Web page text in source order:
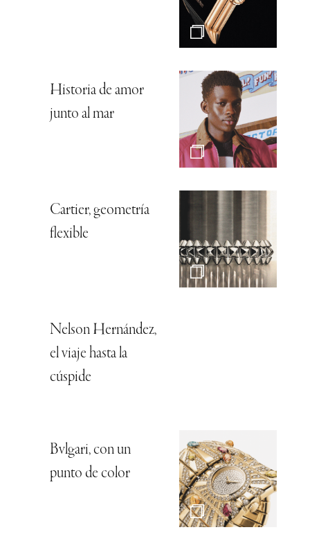
Historia de amor
junto al mar
Cartier, geometría
flexible
Nelson Hernández,
el viaje hasta la
cúspide
Bvlgari, con un
punto de color